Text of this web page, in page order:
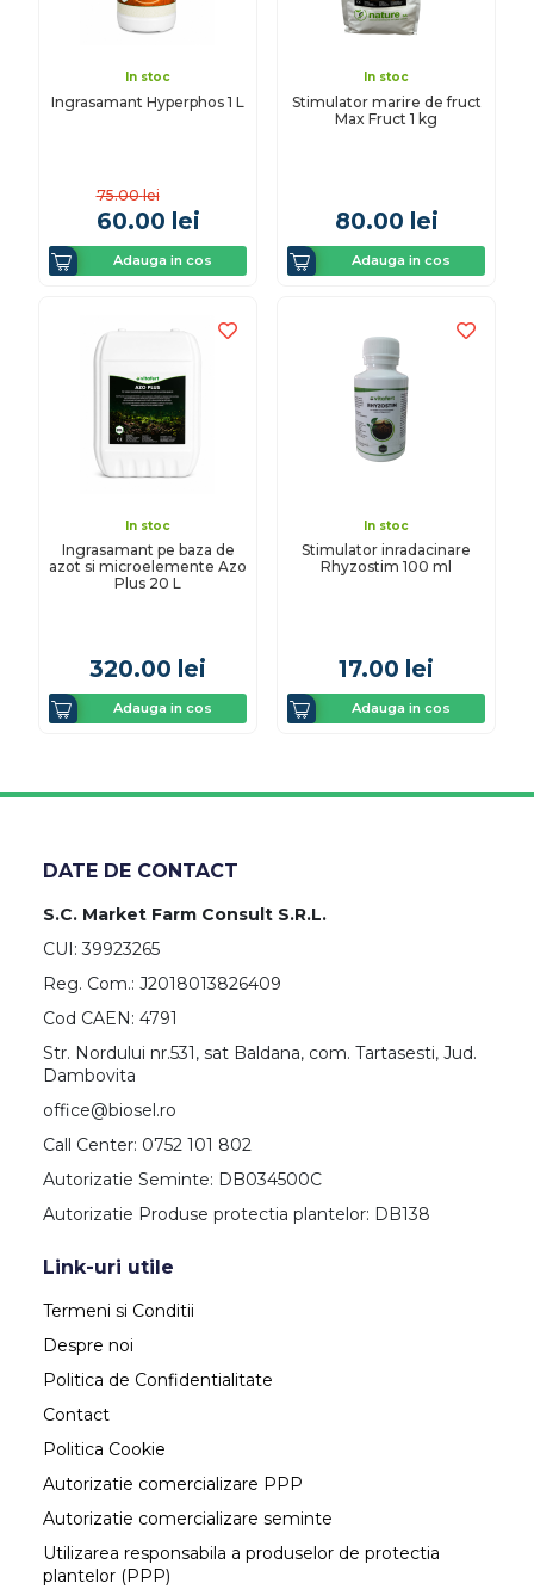
In stoc
Ingrasamant Hyperphos 1 L
75.00 lei
60.00 lei
Adauga in cos
In stoc
Stimulator marire de fruct
Max Fruct 1 kg
80.00 lei
Adauga in cos
In stoc
Ingrasamant pe baza de
azot si microelemente Azo
Plus 20 L
320.00 lei
Adauga in cos
In stoc
Stimulator inradacinare
Rhyzostim 100 ml
17.00 lei
Adauga in cos
DATE DE CONTACT
S.C. Market Farm Consult S.R.L.
CUI: 39923265
Reg. Com.: J2018013826409
Cod CAEN: 4791
Str. Nordului nr.531, sat Baldana, com. Tartasesti, Jud.
Dambovita
office@biosel.ro
Call Center: 0752 101 802
Autorizatie Seminte: DB034500C
Autorizatie Produse protectia plantelor: DB138
Link-uri utile
Termeni si Conditii
Despre noi
Politica de Confidentialitate
Contact
Politica Cookie
Autorizatie comercializare PPP
Autorizatie comercializare seminte
Utilizarea responsabila a produselor de protectia
plantelor (PPP)